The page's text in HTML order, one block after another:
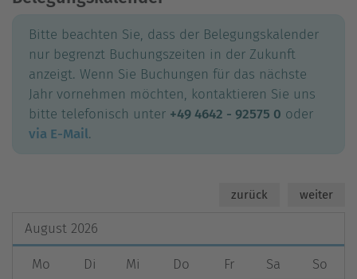
Bitte beachten Sie, dass der Belegungskalender
nur begrenzt Buchungszeiten in der Zukunft
anzeigt. Wenn Sie Buchungen für das nächste
Jahr vornehmen möchten, kontaktieren Sie uns
bitte telefonisch unter +49 4642 - 92575 0 oder
via E-Mail.
weiter
zurück
August 2026
Mo Di Mi Do Fr Sa
So